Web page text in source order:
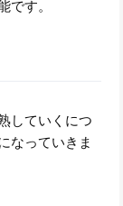
です。
していくにつ
なっていきま